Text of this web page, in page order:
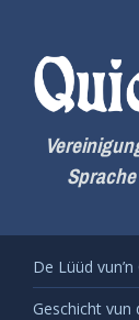
springen
De Lüüd
Geschicht vun